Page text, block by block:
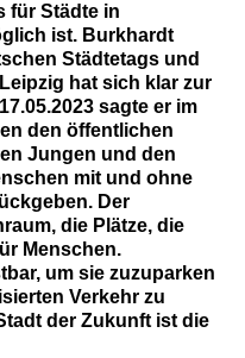
für Städte in
ist. Burkhardt
Städtetags und
hat sich klar zur
sagte er im
den öffentlichen
Jungen und den
mit und ohne
Der
die Plätze, die
Menschen.
um sie zuzuparken
Verkehr zu
der Zukunft ist die